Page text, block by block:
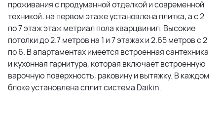
проживания с продуманной отделкой и современной
техникой: на первом этаже установлена плитка, а с 2
по 7 этаж этаж метриал пола кварцвинил. Высокие
потолки до 2.7 метров на 1 и 7 этажах и 2.65 метров с 2
по 6. В апартаментах имеется встроенная сантехника
и кухонная гарнитура, которая включает встроенную
варочную поверхность, раковину и вытяжку. В каждом
блоке установлена сплит система Daikin.